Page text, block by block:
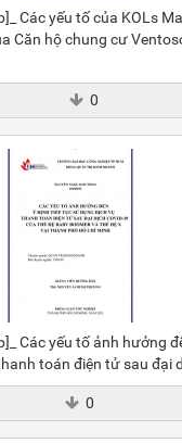
Các yếu tố của KOLs
Căn hộ chung cư
0
Các yếu tố ảnh hưởng
toán điện tử sau đại
0